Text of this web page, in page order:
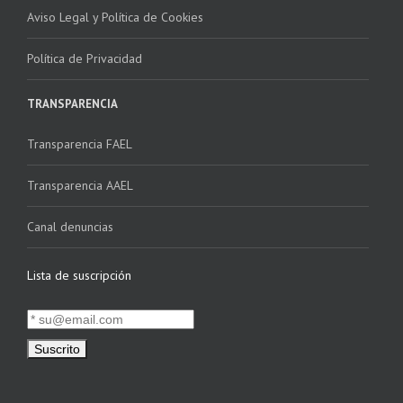
Aviso Legal y Política de Cookies
Política de Privacidad
TRANSPARENCIA
Transparencia FAEL
Transparencia AAEL
Canal denuncias
Lista de suscripción